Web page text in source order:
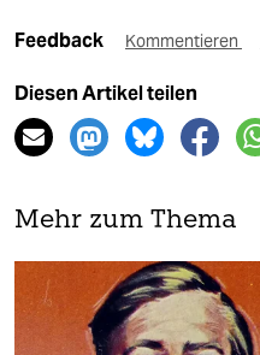
Feedback Kommentieren
Diesen Artikel teilen
Mehr zum Thema